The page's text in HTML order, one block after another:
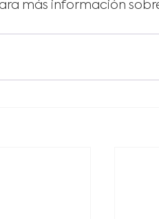
más información